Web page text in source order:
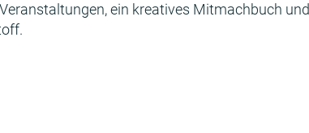
ein kreatives Mitmachbuch und